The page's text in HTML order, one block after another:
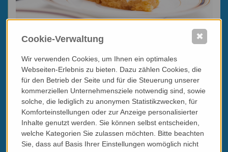
Termine und Preise
Programmbeispiel "Lambrusco, Aceto Balsamico &
Parmigiano"
(kann beliebig abgeändert, verlängert, verkürzt, also
maßgeschneidert werden)
3 Übernachtungen im Doppelzimmer Suite mit Frühstück
im Haus:1 Abendessen mit 3 Gängen mit kleiner
Weinbegleitung (2 Weine) i
1 Besuch bei einer modernen Acetaia / Winzer mit Verkostung
derer Weine und Aceto Balsamico Variante mit Parmesan &
Cookie-Verwaltung
Wir verwenden Cookies, um Ihnen ein optimales
Webseiten-Erlebnis zu bieten. Dazu zählen Cookies, die
für den Betrieb der Seite und für die Steuerung unserer
kommerziellen Unternehmensziele notwendig sind, sowie
solche, die lediglich zu anonymen Statistikzwecken, für
Komforteinstellungen oder zur Anzeige personalisierter
Inhalte genutzt werden. Sie können selbst entscheiden,
welche Kategorien Sie zulassen möchten. Bitte beachten
Sie, dass auf Basis Ihrer Einstellungen womöglich nicht
✖